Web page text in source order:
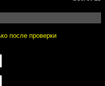
после проверки